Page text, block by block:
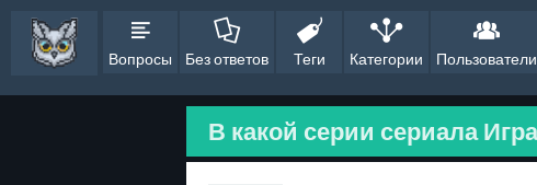
Вопросы Без ответов Теги Категории Пользователи
В какой серии сериала